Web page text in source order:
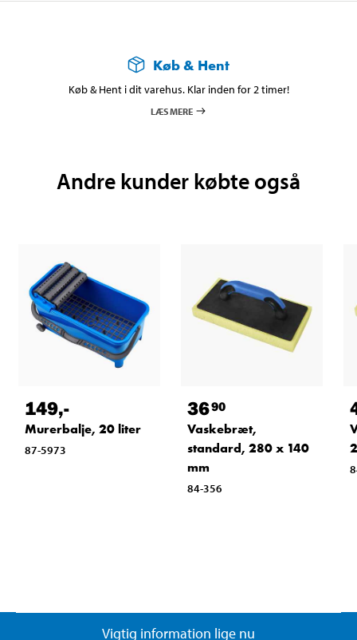
Køb & Hent
Køb & Hent i dit varehus. Klar inden for 2 timer!
LÆS MERE
Andre kunder købte også
149,-
Murerbalje, 20 liter
87-5973
3690
Vaskebræt,
standard, 280 x 140
mm
84-356
Vigtig information lige nu